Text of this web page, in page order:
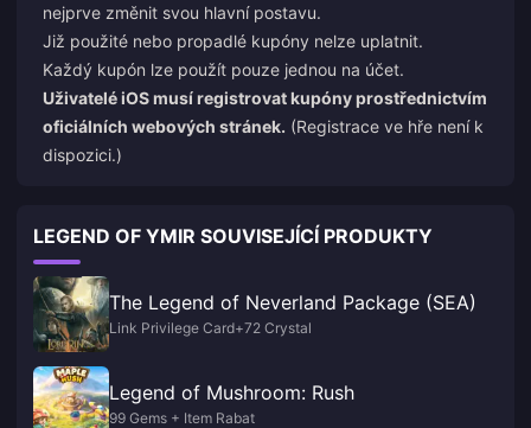
nejprve změnit svou hlavní postavu.
Již použité nebo propadlé kupóny nelze uplatnit.
Každý kupón lze použít pouze jednou na účet.
Uživatelé iOS musí registrovat kupóny prostřednictvím
oficiálních webových stránek. (Registrace ve hře není k
dispozici.)
LEGEND OF YMIR SOUVISEJÍCÍ PRODUKTY
The Legend of Neverland Package (SEA)
Link Privilege Card+72 Crystal
Legend of Mushroom: Rush
99 Gems + Item Rabat